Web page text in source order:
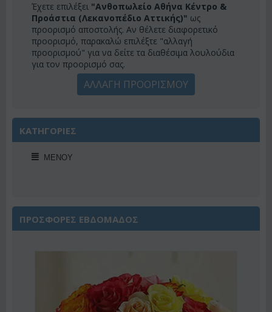
Έχετε επιλέξει "Ανθοπωλείο Αθήνα Κέντρο &
Προάστια (Λεκανοπέδιο Αττικής)" ως
προορισμό αποστολής. Αν θέλετε διαφορετικό
προορισμό, παρακαλώ επιλέξτε "αλλαγή
προορισμού" για να δείτε τα διαθέσιμα λουλούδια
για τον προορισμό σας.
ΑΛΛΑΓΗ ΠΡΟΟΡΙΣΜΟΥ
ΚΑΤΗΓΟΡΙΕΣ
ΜΕΝΟΎ
ΠΡΟΣΦΟΡΕΣ ΕΒΔΟΜΑΔΟΣ